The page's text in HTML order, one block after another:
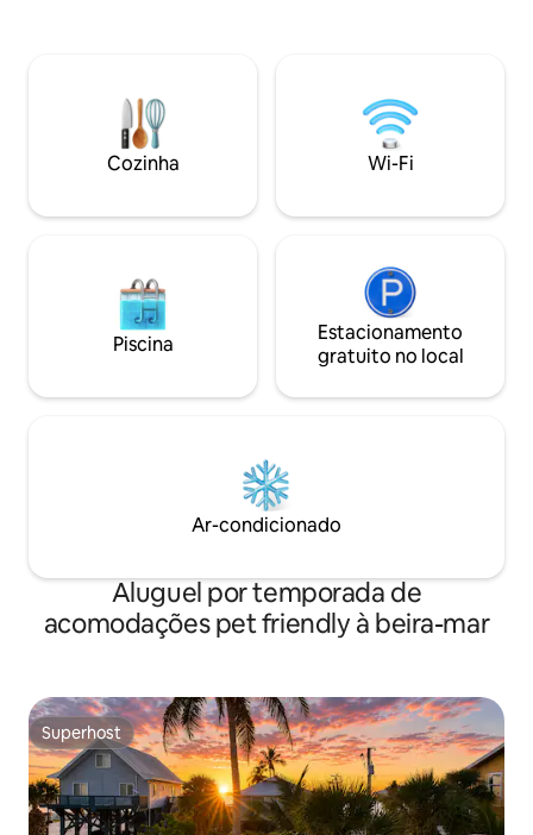
fornecidos. A cozinha é atualizada com
água filtrada, gelo e utensílios
fornecidos. O quarto principal tem uma
cama queen size, gavetas e lareira. Doca
solicitação.
para casais,
uma escapadinha
Cozinha Wi-Fi
Piscina
Estacionamento
gratuito no local
Ar-condicionado
Aluguel por temporada de
acomodações pet friendly à beira-mar
Superhost
Superhost